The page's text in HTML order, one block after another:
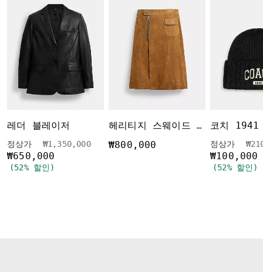
레더 블레이저
정상가 가격 인하 전
₩1,350,000인하됨
₩650,000
(52% 할인)
헤리티지 스웨이드 미디 스커트
₩800,000 정상가 가
₩100,000
(52% 할인)